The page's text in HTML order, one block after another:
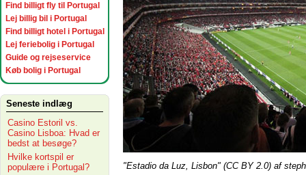
Find billigt fly til Portugal
Lej billig bil i Portugal
Find billigt hotel i Portugal
Lej feriebolig i Portugal
Guide og rejseservice
Køb bolig i Portugal
Seneste indlæg
Casino Estoril vs.
Casino Lisboa: Hvad er
bedst at besøge?
Hvilke kortspil er
populære i Portugal?
"Estadio da Luz, Lisbon" (CC BY 2.0) af